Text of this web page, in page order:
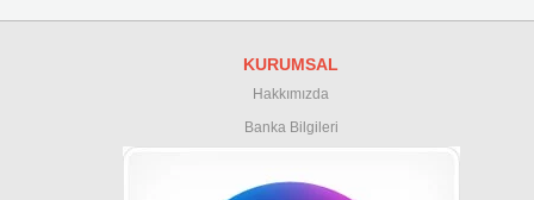
KURUMSAL
Hakkımızda
Banka Bilgileri